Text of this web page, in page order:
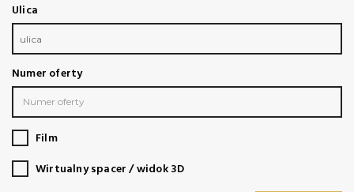
Ulica
ulica
Numer oferty
Film
Wirtualny spacer / widok 3D